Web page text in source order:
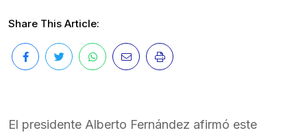
Share This Article:
El presidente Alberto Fernández afirmó este